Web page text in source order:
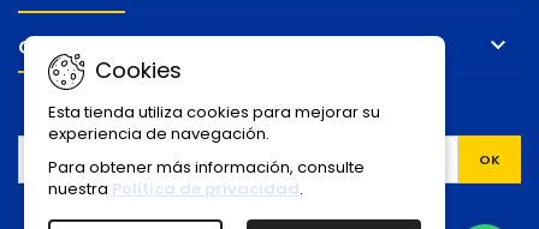
CONTACTO 
Cookies
Esta tienda utiliza cookies para mejorar su
experiencia de navegación.
Para obtener más información, consulte
nuestra Política de privacidad.
BOLETÍN